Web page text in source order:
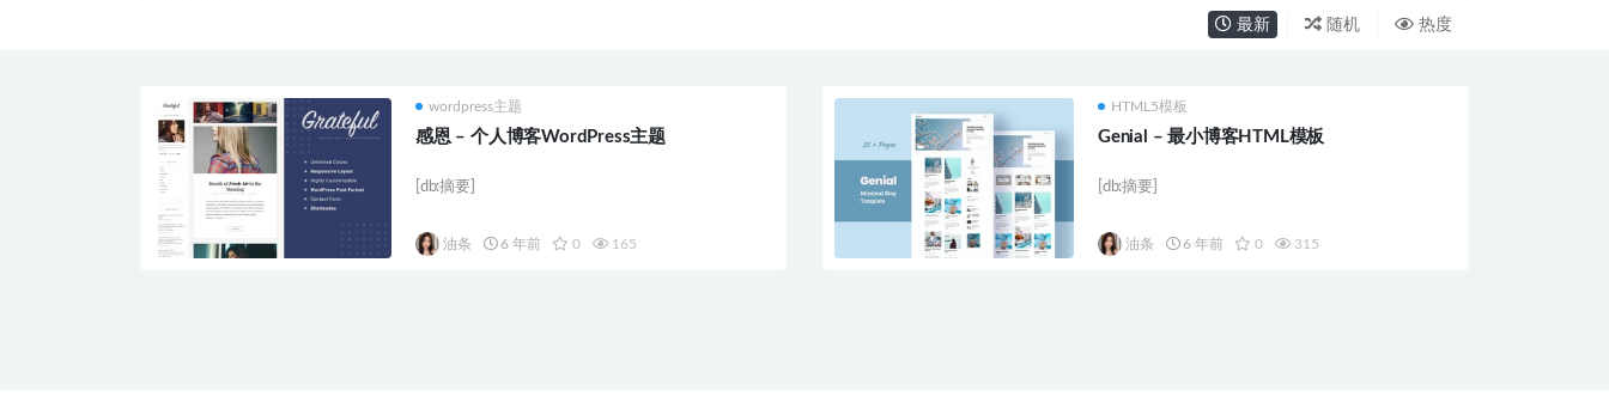
最新 随机 热度
wordpress主题
感恩 – 个人博客WordPress主题
[db:摘要]
油条 6 年前 0 165
HTML5模板
Genial – 最小博客HTML模板
[db:摘要]
油条 6 年前 0 315